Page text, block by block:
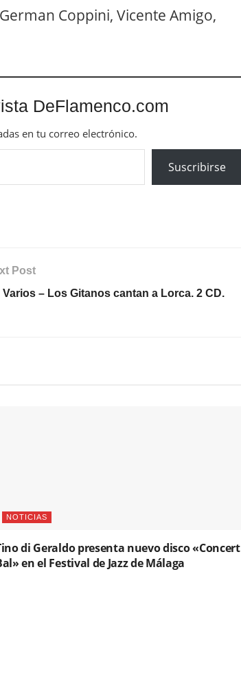
Coppini, Vicente Amigo,
DeFlamenco.com
en tu correo electrónico.
Suscribirse
Post
Varios – Los Gitanos cantan a Lorca. 2 CD.
NOTICIAS
di Geraldo presenta nuevo disco «Concert
en el Festival de Jazz de Málaga